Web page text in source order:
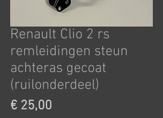
Renault Clio 2 rs
remleidingen steun
achteras gecoat
(ruilonderdeel)
€ 25,00